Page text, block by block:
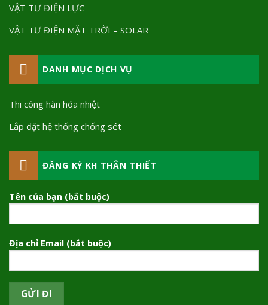
VẬT TƯ ĐIỆN LỰC
VẬT TƯ ĐIỆN MẶT TRỜI – SOLAR
DANH MỤC DỊCH VỤ
Thi công hàn hóa nhiệt
Lắp đặt hệ thống chống sét
ĐĂNG KÝ KH THÂN THIẾT
Tên của bạn (bắt buộc)
Địa chỉ Email (bắt buộc)